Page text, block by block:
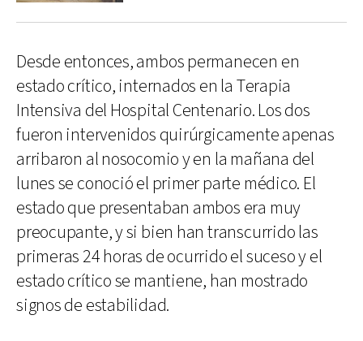
Desde entonces, ambos permanecen en
estado crítico, internados en la Terapia
Intensiva del Hospital Centenario. Los dos
fueron intervenidos quirúrgicamente apenas
arribaron al nosocomio y en la mañana del
lunes se conoció el primer parte médico. El
estado que presentaban ambos era muy
preocupante, y si bien han transcurrido las
primeras 24 horas de ocurrido el suceso y el
estado crítico se mantiene, han mostrado
signos de estabilidad.